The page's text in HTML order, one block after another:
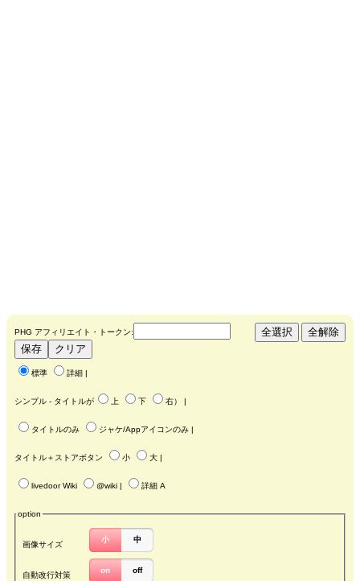
PHG アフィリエイト・トークン:
標準 詳細
シンプル - タイトルが 上 下 右） |
タイトルのみ ジャケ/Appアイコンのみ
タイトル＋ストアボタン 小 大
livedoor Wiki @wiki 詳細 A
option
画像サイズ
小 中
自動改行対策
on off